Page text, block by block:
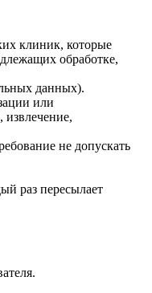
клиник, которые
обработке,
данных).
или
извлечение,
не допускать
раз пересылает